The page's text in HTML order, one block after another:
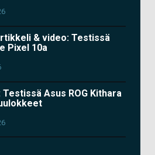
& video: Testissä
Pixel 10a
Testissä Asus ROG Kithara